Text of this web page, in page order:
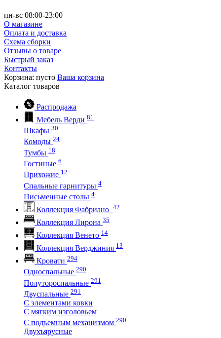
пн-вс 08:00-23:00
О магазине
Оплата и доставка
Схема сборки
Отзывы о товаре
Быстрый заказ
Контакты
Корзина: пусто Ваша корзина
Каталог товаров
Распродажа
Мебель Верди 81
Шкафы 30
Комоды 24
Тумбы 18
Гостиные 6
Прихожие 12
Спальные гарнитуры 4
Письменные столы 4
Коллекция Фабриано 42
Коллекция Лирона 35
Коллекция Венето 14
Коллекция Верджиния 13
Кровати 294
Односпальные 290
Полутороспальные 291
Двуспальные 291
С элементами ковки
С мягким изголовьем
С подъемным механизмом 290
Двухъярусные